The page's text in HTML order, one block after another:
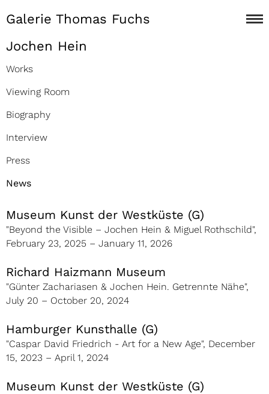
Galerie Thomas Fuchs
Jochen Hein
Works
Viewing Room
Biography
Interview
Press
News
Museum Kunst der Westküste (G)
"Beyond the Visible – Jochen Hein & Miguel Rothschild",
February 23, 2025 – January 11, 2026
Richard Haizmann Museum
"Günter Zachariasen & Jochen Hein. Getrennte Nähe",
July 20 – October 20, 2024
Hamburger Kunsthalle (G)
"Caspar David Friedrich - Art for a New Age", December
15, 2023 – April 1, 2024
Museum Kunst der Westküste (G)